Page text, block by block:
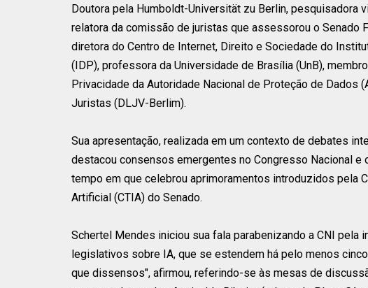
Doutora pela Humboldt-Universität zu Berlin, pesquisadora
relatora da comissão de juristas que assessorou o Senado
diretora do Centro de Internet, Direito e Sociedade do
(IDP), professora da Universidade de Brasília (UnB),
Privacidade da Autoridade Nacional de Proteção de
Juristas (DLJV-Berlim).
Sua apresentação, realizada em um contexto de debates
destacou consensos emergentes no Congresso Nacional
tempo em que celebrou aprimoramentos introduzidos pela
Artificial (CTIA) do Senado.
Schertel Mendes iniciou sua fala parabenizando a CNI
legislativos sobre IA, que se estendem há pelo menos
que dissensos", afirmou, referindo-se às mesas de